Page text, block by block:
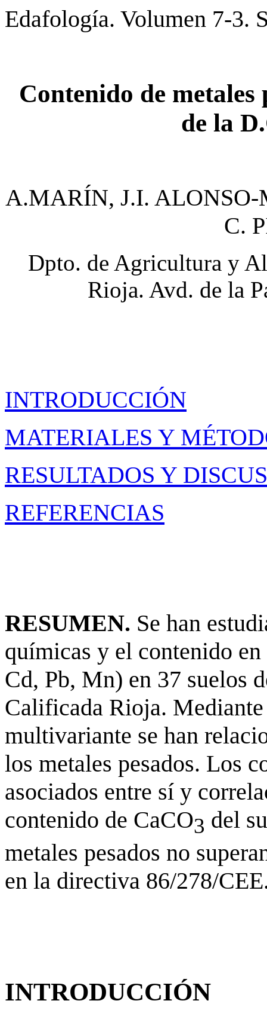
Edafología. Volumen 7-3.
Contenido de metales
de la
A.MARÍN, J.I.
C.
Dpto. de Agricultura y
Rioja. Avd. de la
INTRODUCCIÓN
MATERIALES Y
RESULTADOS Y
REFERENCIAS
RESUMEN. Se han
químicas y el contenido
Cd, Pb, Mn) en 37 suelos
Calificada Rioja.
multivariante se han
los metales pesados. Los
asociados entre sí y
contenido de CaCO3 del
metales pesados no
en la directiva 86/278/
INTRODUCCIÓN